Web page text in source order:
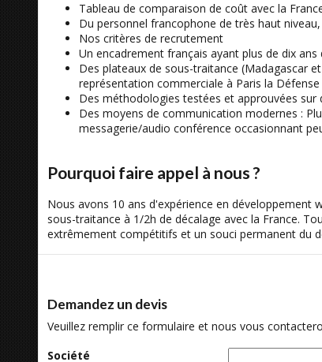
Tableau de comparaison de coût avec la
Du personnel francophone de très haut
Nos critères de recrutement
Un encadrement français ayant plus de dix
Des plateaux de sous-traitance (Madagascar
représentation commerciale à Paris la Défense
Des méthodologies testées et approuvées sur
Des moyens de communication modernes :
messagerie/audio conférence occasionnant
Pourquoi faire appel à nous ?
Nous avons 10 ans d'expérience en développement
sous-traitance à 1/2h de décalage avec la France.
extrêmement compétitifs et un souci permanent du
Demandez un devis
Veuillez remplir ce formulaire et nous vous
Société